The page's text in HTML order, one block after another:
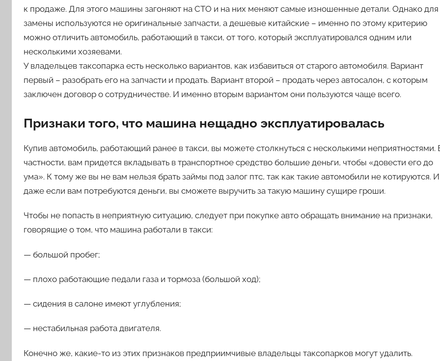
к продаже. Для этого машины загоняют на СТО и на них меняют самые изношенные детали. Однако для
замены используются не оригинальные запчасти, а дешевые китайские – именно по этому критерию
можно отличить автомобиль, работающий в такси, от того, который эксплуатировался одним или
несколькими хозяевами.
У владельцев таксопарка есть несколько вариантов, как избавиться от старого автомобиля. Вариант
первый – разобрать его на запчасти и продать. Вариант второй – продать через автосалон, с которым
заключен договор о сотрудничестве. И именно вторым вариантом они пользуются чаще всего.
Признаки того, что машина нещадно эксплуатировалась
Купив автомобиль, работающий ранее в такси, вы можете столкнуться с несколькими неприятностями.
частности, вам придется вкладывать в транспортное средство большие деньги, чтобы «довести его до
ума». К тому же вы не вам нельзя брать займы под залог птс, так как такие автомобили не котируются. И
даже если вам потребуются деньги, вы сможете выручить за такую машину сущире гроши.
Чтобы не попасть в неприятную ситуацию, следует при покупке авто обращать внимание на признаки,
говорящие о том, что машина работали в такси:
— большой пробег;
— плохо работающие педали газа и тормоза (большой ход);
— сидения в салоне имеют углубления;
— нестабильная работа двигателя.
Конечно же, какие-то из этих признаков предприимчивые владельцы таксопарков могут удалить.